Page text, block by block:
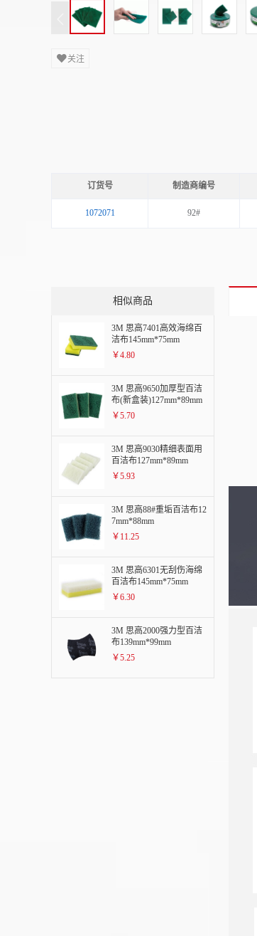
关注
订货号 制造商编号
1072071 92#
相似商品
3M 思高7401高效海绵百
洁布145mm*75mm
￥4.80
3M 思高9650加厚型百洁
布(新盒装)127mm*89mm
￥5.70
3M 思高9030精细表面用
百洁布127mm*89mm
￥5.93
3M 思高88#重垢百洁布12
7mm*88mm
￥11.25
3M 思高6301无刮伤海绵
百洁布145mm*75mm
￥6.30
3M 思高2000强力型百洁
布139mm*99mm
￥5.25